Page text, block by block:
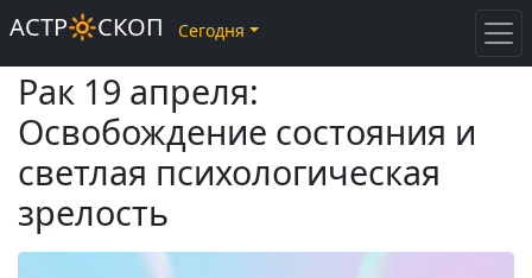
Рак 19 апреля:
Освобождение состояния и
светлая психологическая
зрелость
АСТР🔆СКОП Сегодня